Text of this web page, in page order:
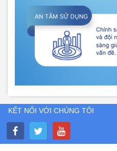
KẾT NỐI VỚI CHÚNG TÔI